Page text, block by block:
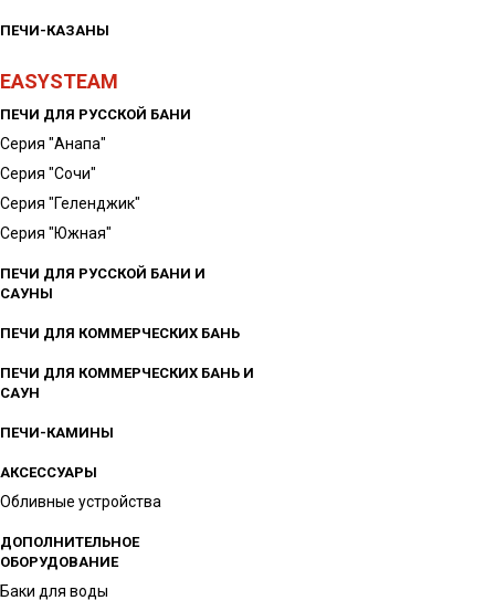
ПЕЧИ-КАЗАНЫ
EASYSTEAM
ПЕЧИ ДЛЯ РУССКОЙ БАНИ
Серия "Анапа"
Серия "Сочи"
Серия "Геленджик"
Серия "Южная"
ПЕЧИ ДЛЯ РУССКОЙ БАНИ И
САУНЫ
ПЕЧИ ДЛЯ КОММЕРЧЕСКИХ БАНЬ
ПЕЧИ ДЛЯ КОММЕРЧЕСКИХ БАНЬ И
САУН
ПЕЧИ-КАМИНЫ
АКСЕССУАРЫ
Обливные устройства
ДОПОЛНИТЕЛЬНОЕ
ОБОРУДОВАНИЕ
Баки для воды